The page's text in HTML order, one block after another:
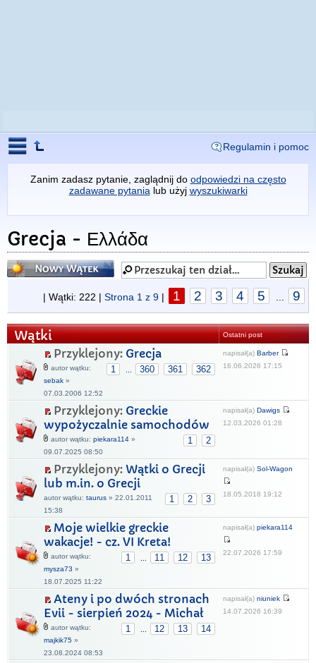
Regulamin i pomoc
Zanim zadasz pytanie, zaglądnij do odpowiedzi na często
zadawane pytania lub użyj wyszukiwarki
Grecja - Ελλάδα
Napisz wątek
| Wątki: 222 | Strona 1 z 9 | 1 2 3 4 5 9
Wątki Ostatni post
Przyklejony: Grecja
1 360 361 362
autor wątku:
sebak »
07.03.2006 12:52
napisał(a) Barber
16.06.2026 17:15
Przyklejony: Greckie
wypożyczalnie samochodów
1 2
autor wątku: piekara114 »
09.07.2025 08:50
napisał(a) Dawigs
12.03.2026 01:28
Przyklejony: Wątki o Grecji
lub m.in. o Grecji
1 2 3
autor wątku: taurus » 22.01.2011
15:38
napisał(a) Sol-Wagon
18.05.2018 19:12
Moje wielkie greckie
wakacje! - cz. VI Kreta!
1 11 12 13
autor wątku:
mysza73 »
18.07.2025 11:22
napisał(a) piekara114
22.07.2026 17:59
Ateny i po dwóch stronach
Evii - sierpień 2024 - Michał
1 12 13 14
autor wątku:
majkik75 »
23.08.2024 08:53
napisał(a) niuniek
14.07.2026 16:39